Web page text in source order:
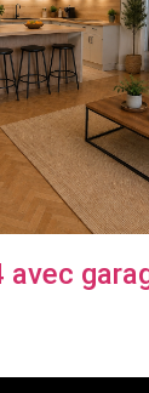
avec